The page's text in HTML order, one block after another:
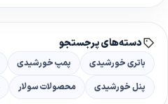
دسته‌های پرجستجو
باتری خورشیدی پمپ خورشیدی
پنل خورشیدی
محصولات سولار